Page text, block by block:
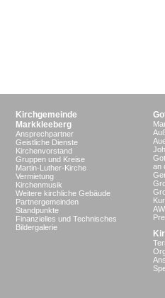
Kirchgemeinde
Markkleeberg
Ansprechpartner
Geistliche Dienste
Kirchenvorstand
Gruppen und Kreise
Martin-Luther-Kirche
Vermietung
Kirchenmusik
Weitere kirchliche Gebäude
Partnergemeinden
Standpunkte
Finanzielles und Technisches
Bildergalerie
an